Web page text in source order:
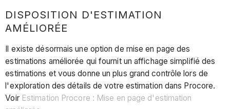
DISPOSITION D'ESTIMATION
AMÉLIORÉE
Il existe désormais une option de mise en page des
estimations améliorée qui fournit un affichage simplifié des
estimations et vous donne un plus grand contrôle lors de
l'exploration des détails de votre estimation dans Procore.
Voir Estimation Procore : Mise en page d'estimation